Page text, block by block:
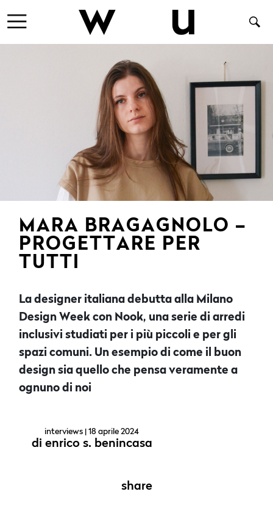
MARA BRAGAGNOLO –
PROGETTARE PER
TUTTI
La designer italiana debutta alla Milano
Design Week con Nook, una serie di arredi
inclusivi studiati per i più piccoli e per gli
spazi comuni. Un esempio di come il buon
design sia quello che pensa veramente a
ognuno di noi
interviews | 18 aprile 2024
di enrico s. benincasa
share